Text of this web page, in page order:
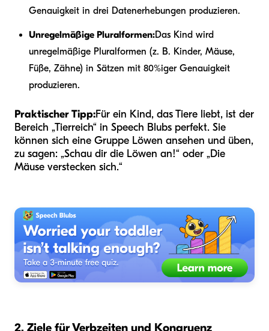
Genauigkeit in drei Datenerhebungen produzieren.
Unregelmäßige Pluralformen:Das Kind wird
unregelmäßige Pluralformen (z. B. Kinder, Mäuse,
Füße, Zähne) in Sätzen mit 80%iger Genauigkeit
produzieren.
Praktischer Tipp:Für ein Kind, das Tiere liebt, ist der
Bereich „Tierreich“ in Speech Blubs perfekt. Sie
können sich eine Gruppe Löwen ansehen und üben,
zu sagen: „Schau dir die Löwen an!“ oder „Die
Mäuse verstecken sich.“
2. Ziele für Verbzeiten und Kongruenz